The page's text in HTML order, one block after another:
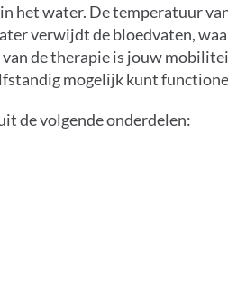
het water. De temperatuur
verwijdt de bloedvaten,
de therapie is jouw
mogelijk kunt
de volgende onderdelen: